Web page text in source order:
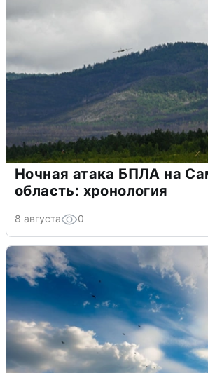
Ночная атака БПЛА на
область: хронология
8 августа 0